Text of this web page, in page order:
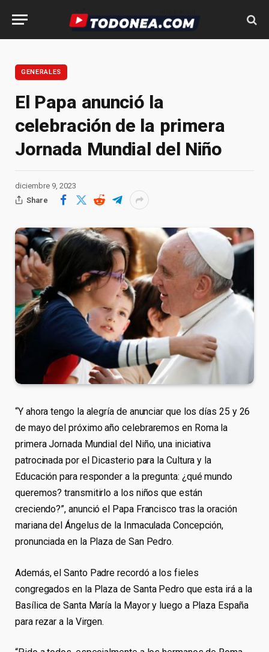
GENERALES
El Papa anunció la
celebración de la primera
Jornada Mundial del Niño
diciembre 9, 2023
Share
“Y ahora tengo la alegría de anunciar que los días 25 y 26
de mayo del próximo año celebraremos en Roma la
primera Jornada Mundial del Niño, una iniciativa
patrocinada por el Dicasterio para la Cultura y la
Educación para responder a la pregunta: ¿qué mundo
queremos? transmitirlo a los niños que están
creciendo?”, anunció el Papa Francisco tras la oración
mariana del Ángelus de la Inmaculada Concepción,
pronunciada en la Plaza de San Pedro.
Además, el Santo Padre recordó a los fieles
congregados en la Plaza de Santa Pedro que esta irá a la
Basílica de Santa María la Mayor y luego a Plaza España
para rezar a la Virgen.